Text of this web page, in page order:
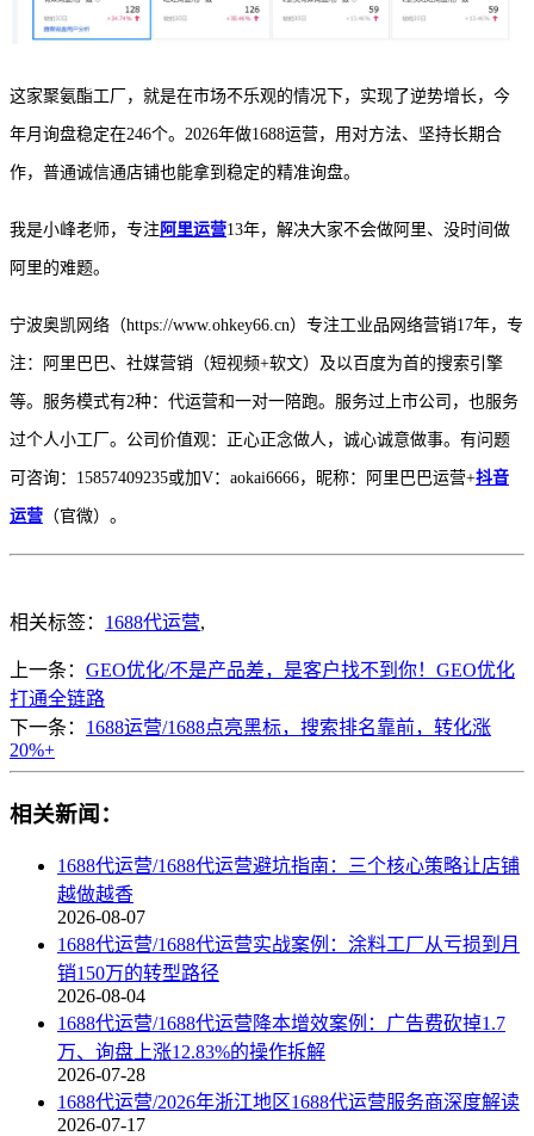
这家聚氨酯工厂，就是在市场不乐观的情况下，实现了逆势增长，今
年月询盘稳定在246个。2026年做1688运营，用对方法、坚持长期合
作，普通诚信通店铺也能拿到稳定的精准询盘。
我是小峰老师，专注阿里运营13年，解决大家不会做阿里、没时间做
阿里的难题。
宁波奥凯网络（https://www.ohkey66.cn）专注工业品网络营销17年，专
注：阿里巴巴、社媒营销（短视频+软文）及以百度为首的搜索引擎
等。服务模式有2种：代运营和一对一陪跑。服务过上市公司，也服务
过个人小工厂。公司价值观：正心正念做人，诚心诚意做事。有问题
可咨询：15857409235或加V：aokai6666，昵称：阿里巴巴运营+抖音
运营 （官微）。
相关标签： 1688代运营,
上一条： GEO优化/不是产品差，是客户找不到你！GEO优化
打通全链路
下一条： 1688运营/1688点亮黑标，搜索排名靠前，转化涨
20%+
相关新闻：
1688代运营/1688代运营避坑指南：三个核心策略让店铺
越做越香
2026-08-07
1688代运营/1688代运营实战案例：涂料工厂从亏损到月
销150万的转型路径
2026-08-04
1688代运营/1688代运营降本增效案例：广告费砍掉1.7
万、询盘上涨12.83%的操作拆解
2026-07-28
1688代运营/2026年浙江地区1688代运营服务商深度解读
2026-07-17